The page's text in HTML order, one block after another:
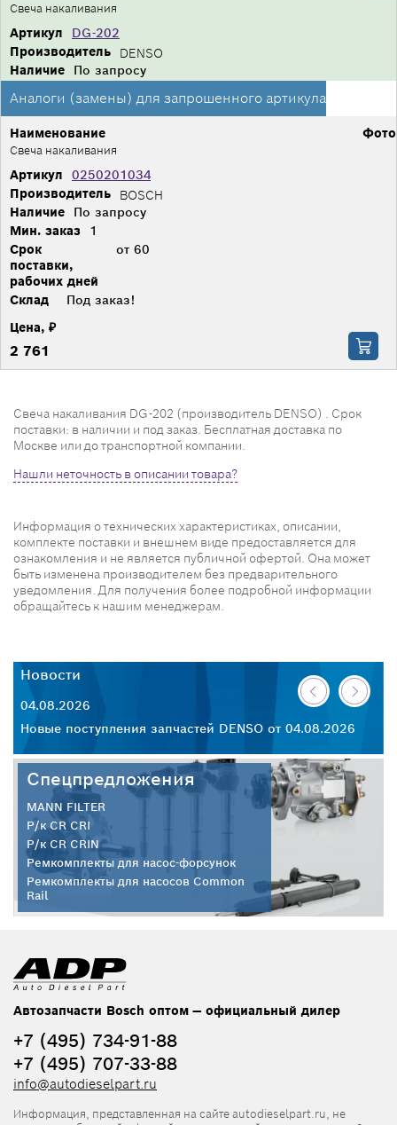
Производитель DENSO
Артикул DG-202
Свеча накаливания
Наличие По запросу
Аналоги (замены) для запрошенного артикула
Фото
Производитель BOSCH
Артикул 0250201034
Наименование
Свеча накаливания
Наличие
По запросу
Мин. заказ
1
Срок
поставки,
рабочих дней
от 60
Склад
Под заказ!
Цена, ₽
2 761
Свеча накаливания DG-202 (производитель DENSO) . Срок
поставки: в наличии и под заказ. Бесплатная доставка по
Москве или до транспортной компании.
Нашли неточность в описании товара?
Информация о технических характеристиках, описании,
комплекте поставки и внешнем виде предоставляется для
ознакомления и не является публичной офертой. Она может
быть изменена производителем без предварительного
уведомления. Для получения более подробной информации
обращайтесь к нашим менеджерам.
Новости
04.08.2026
Новые поступления запчастей DENSO от 04.08.2026
Спецпредложения
MANN FILTER
Р/к CR CRI
Р/к CR CRIN
Ремкомплекты для насос-форсунок
Ремкомплекты для насосов Common
Rail
Автозапчасти Bosch оптом — официальный дилер
+7 (495) 734-91-88
+7 (495) 707-33-88
info@autodieselpart.ru
Информация, представленная на сайте autodieselpart.ru, не